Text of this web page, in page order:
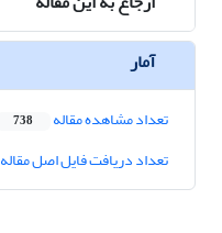
آمار
تعداد مشاهده مقاله 738
تعداد دریافت فایل اصل مقاله